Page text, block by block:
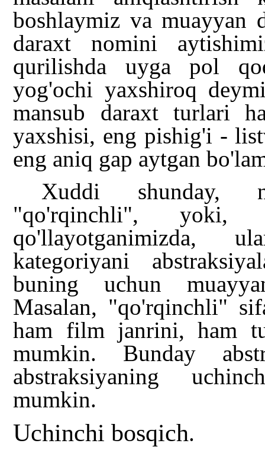
boshlaymiz va
daraxt nomini
qurilishda uyga pol
yog'ochi yaxshiroq
mansub daraxt turlari
yaxshisi, eng pishig'i -
eng aniq gap aytgan
Xuddi shunday,
"qo'rqinchli", yoki,
qo'llayotganimizda,
kategoriyani
buning uchun
Masalan, "qo'rqinchli"
ham film janrini, ham
mumkin. Bunday
abstraksiyaning
mumkin.
Uchinchi bosqich.